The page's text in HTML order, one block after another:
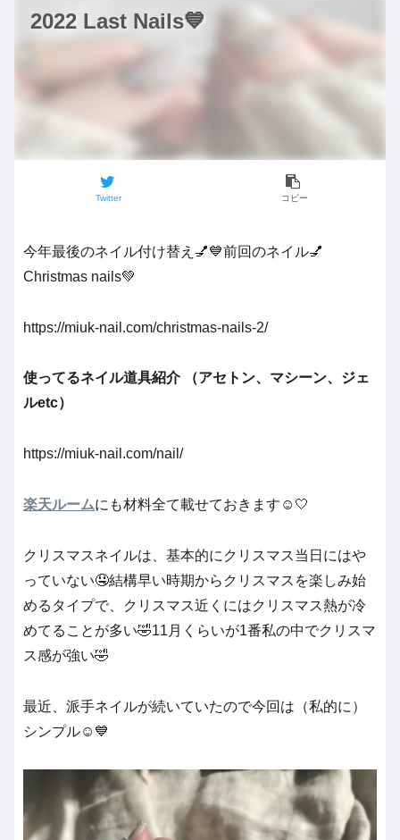
2022 Last Nails💙
Twitter コピー
今年最後のネイル付け替え💅💙前回のネイル💅
Christmas nails💚
https://miuk-nail.com/christmas-nails-2/
使ってるネイル道具紹介 （アセトン、マシーン、ジェ
ルetc）
https://miuk-nail.com/nail/
楽天ルームにも材料全て載せておきます☺️🤍
クリスマスネイルは、基本的にクリスマス当日にはや
っていない🤤結構早い時期からクリスマスを楽しみ始
めるタイプで、クリスマス近くにはクリスマス熱が冷
めてることが多い🤣11月くらいが1番私の中でクリスマ
ス感が強い🤣
最近、派手ネイルが続いていたので今回は（私的に）
シンプル☺️💙